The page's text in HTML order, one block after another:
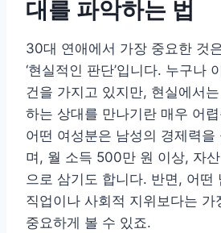
대를 파악하는 법
30대 연애에서 가장 중요한 것
‘현실적인 판단’입니다. 누구나
건을 가지고 있지만, 현실에서
하는 상대를 만나기란 매우 어
어떤 여성분은 남성의 경제력을
며, 월 소득 500만 원 이상, 자
으로 삼기도 합니다. 반면, 어떤
직업이나 사회적 지위보다는 가
중요하게 볼 수 있죠.